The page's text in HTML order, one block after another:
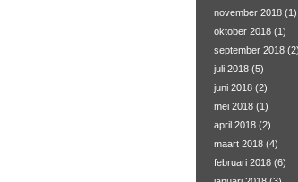
november 2018(1)
oktober 2018(1)
september 2018(2)
juli 2018(5)
juni 2018(2)
mei 2018(1)
april 2018(2)
maart 2018(4)
februari 2018(6)